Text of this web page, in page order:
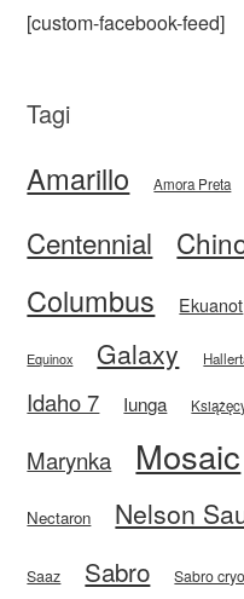
[custom-facebook-feed]
Tagi
Amarillo Amora Preta
Centennial
Columbus Ekuanot
Equinox Galaxy
Idaho 7 Iunga
Marynka
Mosaic
Nectaron Nelson
Saaz Sabro Sabro cryo